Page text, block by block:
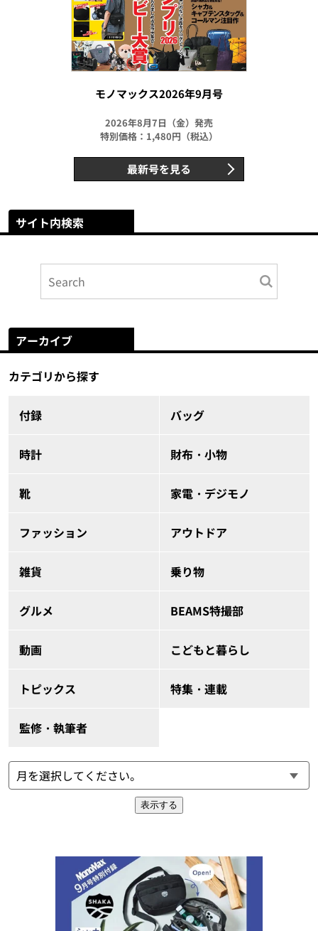
モノマックス2026年9月号
2026年8月7日（金）発売
特別価格：1,480円（税込）
最新号を見る
サイト内検索
アーカイブ
カテゴリから探す
付録 バッグ
時計 財布・小物
靴 家電・デジモノ
ファッション アウトドア
雑貨 乗り物
グルメ BEAMS特撮部
動画 こどもと暮らし
トピックス 特集・連載
監修・執筆者
表示する